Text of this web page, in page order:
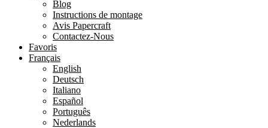
Blog
Instructions de montage
Avis Papercraft
Contactez-Nous
Favoris
Français
English
Deutsch
Italiano
Español
Português
Nederlands